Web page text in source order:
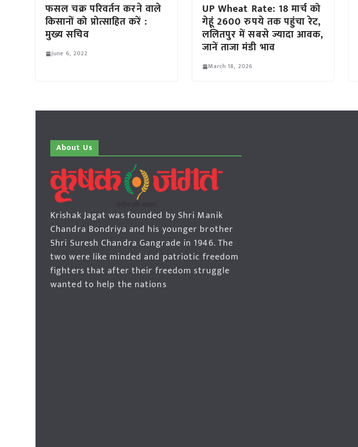
फसल चक्र परिवर्तन करने वाले
किसानों को प्रोत्साहित करें :
मुख्य सचिव
June 6, 2022
UP Wheat Rate: 18 मार्च को
गेहूं 2600 रुपये तक पहुंचा रेट,
ललितपुर में सबसे ज्यादा आवक,
जानें ताजा मंडी भाव
March 18, 2026
About Us
Krishak Jagat was founded by Shri Manik
Chandra Bondriya and his younger brother
Shri Suresh Chandra Gangrade in 1946. The
two were like minded and patriotic freedom
fighters that after their freedom struggle
wanted to help the nations